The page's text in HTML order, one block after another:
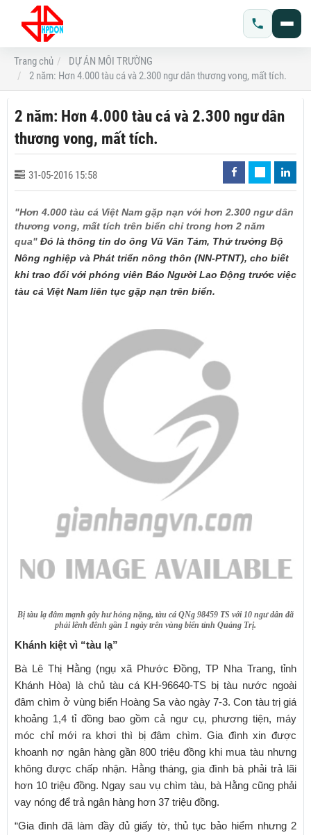
Trang chủ
DỰ ÁN MÔI TRƯỜNG
2 năm: Hơn 4.000 tàu cá và 2.300 ngư dân thương vong, mất tích.
2 năm: Hơn 4.000 tàu cá và 2.300 ngư dân
thương vong, mất tích.
31-05-2016 15:58
"Hơn 4.000 tàu cá Việt Nam gặp nạn với hơn 2.300 ngư dân
thương vong, mất tích trên biển chỉ trong hơn 2 năm
qua" Đó là thông tin do ông Vũ Văn Tám, Thứ trưởng Bộ
Nông nghiệp và Phát triển nông thôn (NN-PTNT), cho biết
khi trao đổi với phóng viên Báo Người Lao Động trước việc
tàu cá Việt Nam liên tục gặp nạn trên biển.
Bị tàu lạ đâm mạnh gây hư hỏng nặng, tàu cá QNg 98459 TS với 10 ngư dân đã
phải lênh đênh gần 1 ngày trên vùng biển tỉnh Quảng Trị.
Khánh kiệt vì “tàu lạ”
Bà Lê Thị Hằng (ngụ xã Phước Đồng, TP Nha Trang, tỉnh
Khánh Hòa) là chủ tàu cá KH-96640-TS bị tàu nước ngoài
đâm chìm ở vùng biển Hoàng Sa vào ngày 7-3. Con tàu trị giá
khoảng 1,4 tỉ đồng bao gồm cả ngư cụ, phương tiện, máy
móc chỉ mới ra khơi thì bị đâm chìm. Gia đình xin được
khoanh nợ ngân hàng gần 800 triệu đồng khi mua tàu nhưng
không được chấp nhận. Hằng tháng, gia đình bà phải trả lãi
hơn 10 triệu đồng. Ngay sau vụ chìm tàu, bà Hằng cũng phải
vay nóng để trả ngân hàng hơn 37 triệu đồng.
“Gia đình đã làm đầy đủ giấy tờ, thủ tục bảo hiểm nhưng 2